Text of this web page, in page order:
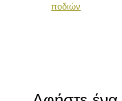
ποδιών